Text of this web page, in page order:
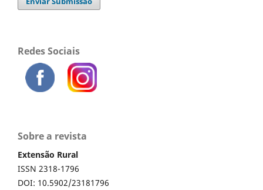
Redes Sociais
Sobre a revista
Extensão Rural
ISSN 2318-1796
DOI: 10.5902/23181796